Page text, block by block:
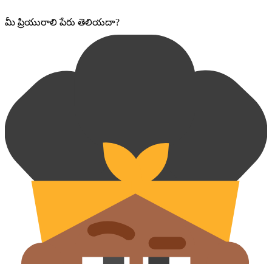
మీ ప్రియురాలి పేరు తెలియదా?